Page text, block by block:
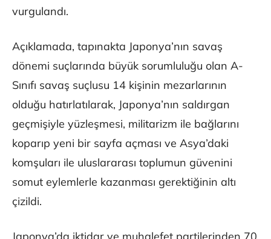
vurgulandı.
Açıklamada, tapınakta Japonya’nın savaş
dönemi suçlarında büyük sorumluluğu olan A-
Sınıfı savaş suçlusu 14 kişinin mezarlarının
olduğu hatırlatılarak, Japonya’nın saldırgan
geçmişiyle yüzleşmesi, militarizm ile bağlarını
koparıp yeni bir sayfa açması ve Asya’daki
komşuları ile uluslararası toplumun güvenini
somut eylemlerle kazanması gerektiğinin altı
çizildi.